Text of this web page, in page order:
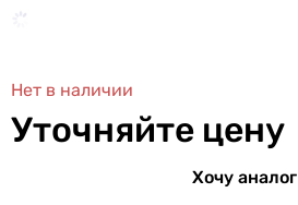
Нет в наличии
Уточняйте цену
Хочу аналог